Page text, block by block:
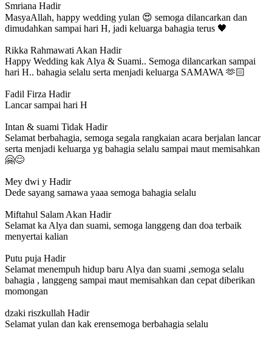
Smriana Hadir
MasyaAllah, happy wedding yulan 😍 semoga dilancarkan dan
dimudahkan sampai hari H, jadi keluarga bahagia terus 🖤
Rikka Rahmawati Akan Hadir
Happy Wedding kak Alya & Suami.. Semoga dilancarkan sampai
hari H.. bahagia selalu serta menjadi keluarga SAMAWA 🫶🏻
Fadil Firza Hadir
Lancar sampai hari H
Intan & suami Tidak Hadir
Selamat berbahagia, semoga segala rangkaian acara berjalan lancar
serta menjadi keluarga yg bahagia selalu sampai maut memisahkan
🤗😊
Mey dwi y Hadir
Dede sayang samawa yaaa semoga bahagia selalu
Miftahul Salam Akan Hadir
Selamat ka Alya dan suami, semoga langgeng dan doa terbaik
menyertai kalian
Putu puja Hadir
Selamat menempuh hidup baru Alya dan suami ,semoga selalu
bahagia , langgeng sampai maut memisahkan dan cepat diberikan
momongan
dzaki riszkullah Hadir
Selamat yulan dan kak erensemoga berbahagia selalu